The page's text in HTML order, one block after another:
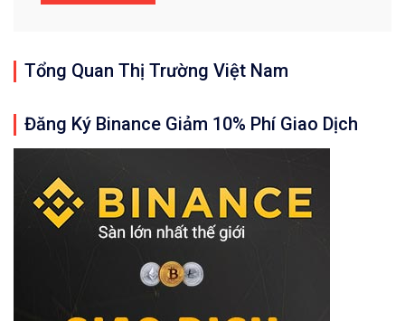
Tổng Quan Thị Trường Việt Nam
Đăng Ký Binance Giảm 10% Phí Giao Dịch